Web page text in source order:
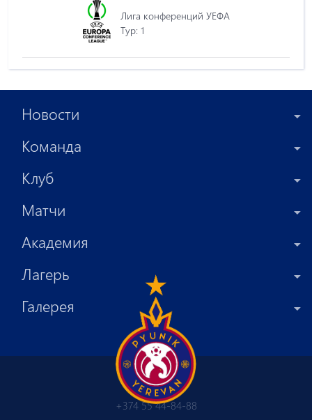
Лига конференций УЕФА
Tур: 1
Новости
Команда
Клуб
Матчи
Академия
Лагерь
Галерея
+374 55 44-84-88